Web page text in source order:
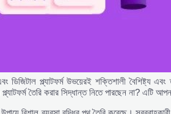
ডিজিটাল প্ল্যাটফর্ম উভয়েরই শক্তিশালী বৈশিষ্ট্য
প্ল্যাটফর্ম তৈরি করার সিদ্ধান্ত নিতে পারছেন না? এটি